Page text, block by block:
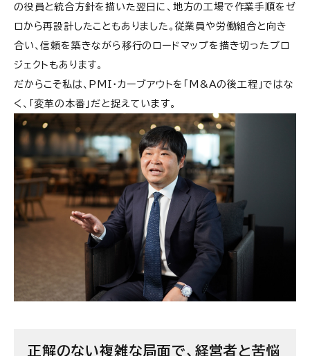
の役員と統合方針を描いた翌日に、地方の工場で作業手順をゼ
ロから再設計したこともありました。従業員や労働組合と向き
合い、信頼を築きながら移行のロードマップを描き切ったプロ
ジェクトもあります。
だからこそ私は、PMI・カーブアウトを「M&Aの後工程」ではな
く、「変革の本番」だと捉えています。
正解のない複雑な局面で、経営者と苦悩